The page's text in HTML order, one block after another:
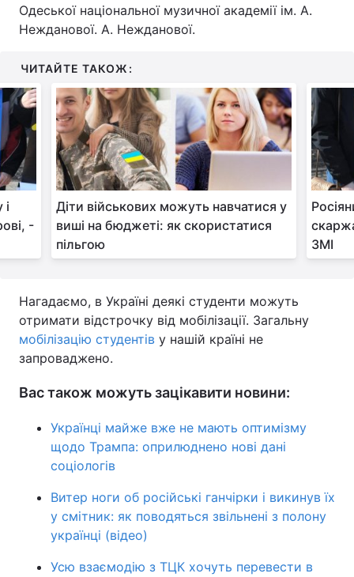
Одеської національної музичної академії ім. А.
Нежданової. А. Нежданової.
ЧИТАЙТЕ ТАКОЖ:
-
Діти військових можуть навчатися у
виші на бюджеті: як скористатися
пільгою
ЗМІ
Нагадаємо, в Україні деякі студенти можуть
отримати відстрочку від мобілізації. Загальну
мобілізацію студентів у нашій країні не
запроваджено.
Вас також можуть зацікавити новини:
Українці майже вже не мають оптимізму
щодо Трампа: оприлюднено нові дані
соціологів
Витер ноги об російські ганчірки і викинув їх
у смітник: як поводяться звільнені з полону
українці (відео)
Усю взаємодію з ТЦК хочуть перевести в